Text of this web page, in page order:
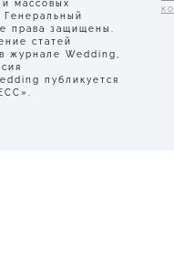
массовых
права защищены.
статей
журнале Wedding,
публикуется